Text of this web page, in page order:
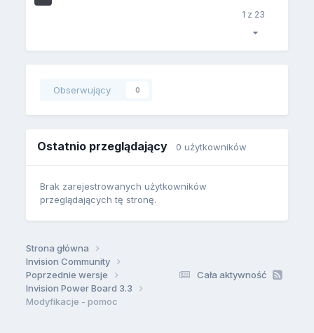
1 z 23
Obserwujący 0
Ostatnio przeglądający 0 użytkowników
Brak zarejestrowanych użytkowników
przeglądających tę stronę.
Cała aktywność
Strona główna
Invision Community
Poprzednie wersje
Invision Power Board 3.3
Modyfikacje - pomoc